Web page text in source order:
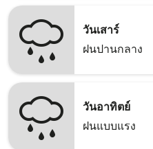
วันเสาร์
ฝนปานกลาง
วันอาทิตย์
ฝนแบบแรง